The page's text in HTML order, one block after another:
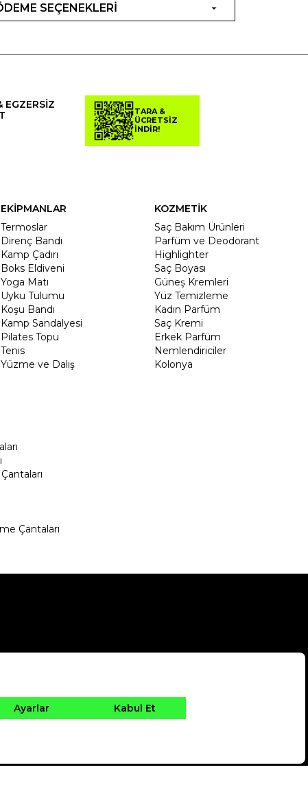
SEÇENEKLERİ
EGZERSİZ
TARA &
ÜCRETSİZ
İNDİR!
EKİPMANLAR
Termoslar
Direnç Bandı
Kamp Çadırı
Boks Eldiveni
Yoga Matı
Uyku Tulumu
Koşu Bandı
Kamp Sandalyesi
Pilates Topu
Tenis
Yüzme ve Dalış
KOZMETİK
Saç Bakım Ürünleri
Parfüm ve Deodorant
Highlighter
Saç Boyası
Güneş Kremleri
Yüz Temizleme
Kadın Parfüm
Saç Kremi
Erkek Parfüm
Nemlendiriciler
Kolonya
Çantaları